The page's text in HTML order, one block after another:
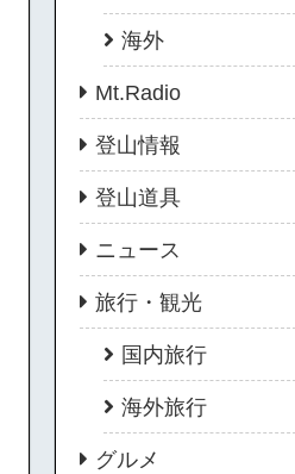
海外
Mt.Radio
登山情報
登山道具
ニュース
旅行・観光
国内旅行
海外旅行
グルメ